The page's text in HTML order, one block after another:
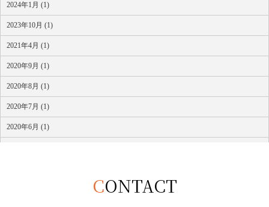
2024年1月 (1)
2023年10月 (1)
2021年4月 (1)
2020年9月 (1)
2020年8月 (1)
2020年7月 (1)
2020年6月 (1)
CONTACT